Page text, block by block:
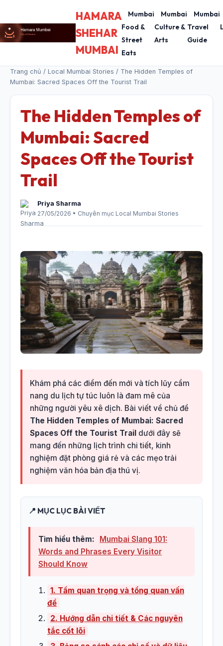
HAMARA
SHEHAR
MUMBAI
Mumbai
Food &
Street
Eats
Mumbai
Culture &
Arts
Mumbai
Travel
Guide
Trang chủ / Local Mumbai Stories / The Hidden Temples of
Mumbai: Sacred Spaces Off the Tourist Trail
The Hidden Temples of
Mumbai: Sacred
Spaces Off the Tourist
Trail
Priya Sharma
27/05/2026 • Chuyên mục Local Mumbai Stories
Khám phá các điểm đến mới và tích lũy cẩm
nang du lịch tự túc luôn là đam mê của
những người yêu xê dịch. Bài viết về chủ đề
The Hidden Temples of Mumbai: Sacred
Spaces Off the Tourist Trail dưới đây sẽ
mang đến những lịch trình chi tiết, kinh
nghiệm đặt phòng giá rẻ và các mẹo trải
nghiệm văn hóa bản địa thú vị.
📍 MỤC LỤC BÀI VIẾT
Tìm hiểu thêm:
Mumbai Slang 101:
Words and Phrases Every Visitor
Should Know
1. Tầm quan trọng và tổng quan vấn
đề
2. Hướng dẫn chi tiết & Các nguyên
tắc cốt lõi